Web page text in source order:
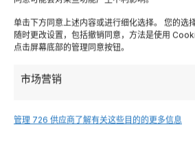
单击下方同意上述内容或进行细化选择。 您的选
随时更改设置，包括撤销同意，方法是使用
点击屏幕底部的管理同意按钮。
市场营销
管理 726 供应商了解有关这些目的的更多信息
特伦蒂诺
Piemonte
Liguria